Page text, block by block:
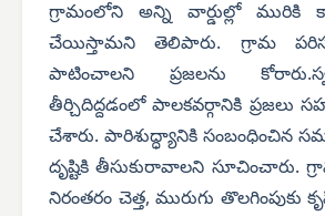
గ్రామంలోని అన్ని వార్డుల్లో మురికి
చేయిస్తామని తెలిపారు. గ్రామ
పాటించాలని ప్రజలను
తీర్చిదిద్దడంలో పాలకవర్గానికి ప్రజలు
చేశారు. పారిశుద్ధ్యానికి సంబంధించిన
దృష్టికి తీసుకురావాలని సూచించారు.
నిరంతరం చెత్త, మురుగు